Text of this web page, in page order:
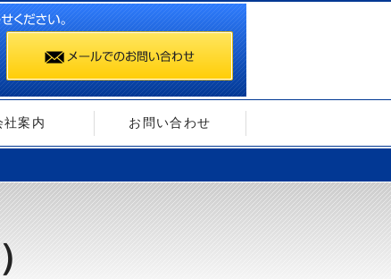
社案内 お問い合わせ